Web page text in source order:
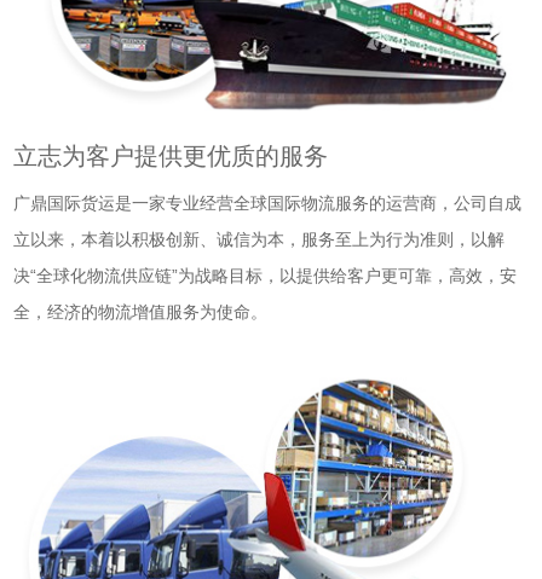
立志为客户提供更优质的服务
广鼎国际货运是一家专业经营全球国际物流服务的运营商，公司自成
立以来，本着以积极创新、诚信为本，服务至上为行为准则，以解
决“全球化物流供应链”为战略目标，以提供给客户更可靠，高效，安
全，经济的物流增值服务为使命。